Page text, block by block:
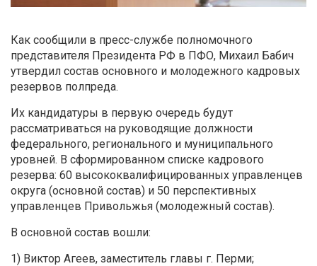
Как сообщили в пресс-службе полномочного
представителя Президента РФ в ПФО, Михаил Бабич
утвердил состав основного и молодежного кадровых
резервов полпреда.
Их кандидатуры в первую очередь будут
рассматриваться на руководящие должности
федерального, регионального и муниципального
уровней. В сформированном списке кадрового
резерва: 60 высококвалифицированных управленцев
округа (основной состав) и 50 перспективных
управленцев Привольжья (молодежный состав).
В основной состав вошли:
1) Виктор Агеев, заместитель главы г. Перми;